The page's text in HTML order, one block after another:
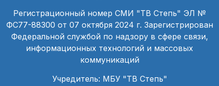
Регистрационный номер СМИ "ТВ Степь" ЭЛ №
ФС77-88300 от 07 октября 2024 г. Зарегистрирован
Федеральной службой по надзору в сфере связи,
информационных технологий и массовых
коммуникаций
Учредитель: МБУ "ТВ Степь"